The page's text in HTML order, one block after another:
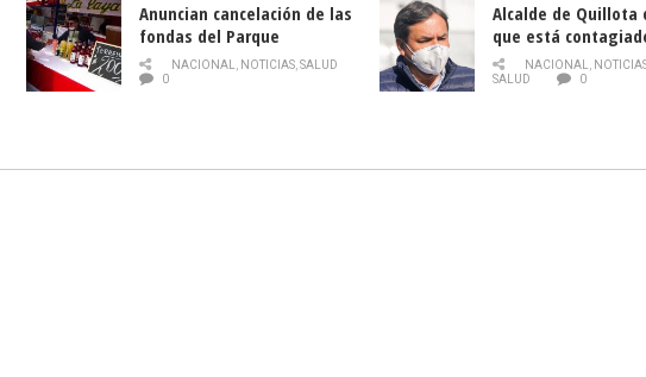
Anuncian cancelación de las
fondas del Parque
O’Higgins debido al
coronavirus
NACIONAL, NOTICIAS,SALUD
0
Alcalde de Quillota
que está
COVID-19
NACIONAL,
SALUD
0